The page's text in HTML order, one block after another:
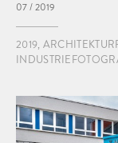
07 / 2019
2019,